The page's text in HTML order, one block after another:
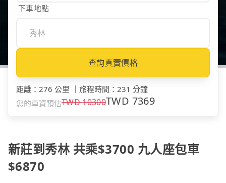
下車地點
查詢真實價格
距離 ： 276 公里 旅程時間 ： 231 分鐘
您的車資預估TWD10300TWD 7369
新莊到秀林 共乘$3700 九人座包車
$6870